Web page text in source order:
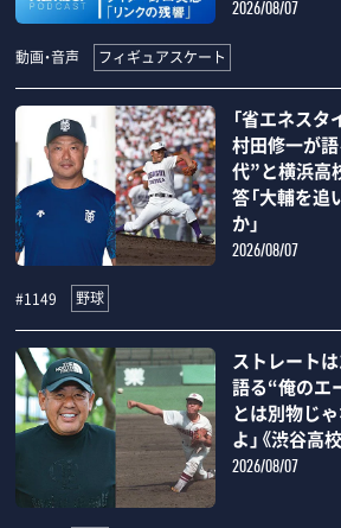
2026/08/07
動画・音声 フィギュアスケート
「省エネスタ
村田修一が
代”と横浜高
答「大輔を
か」
2026/08/07
#1149 野球
ストレート
語る“俺のエ
とは別物じ
よ」《渋谷高
2026/08/07